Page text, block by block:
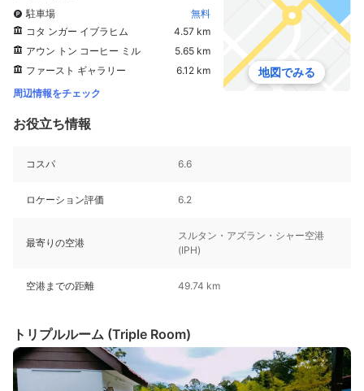
駐車場
無料
コタ ンガー イブラヒム
4.57 km
アウン トン コーヒー ミル
5.65 km
ファースト ギャラリー
6.12 km
周辺情報をチェック
地図でみる
お役立ち情報
コスパ 6.6
ロケーション評価 6.2
最寄りの空港
スルタン・アズラン・シャー空港
(IPH)
空港までの距離 49.74 km
トリプルルーム (Triple Room)